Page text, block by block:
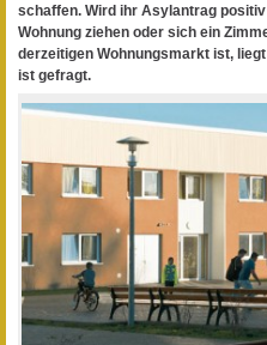
schaffen. Wird ihr Asylantrag
Wohnung ziehen oder sich ein
derzeitigen Wohnungsmarkt ist,
ist gefragt.